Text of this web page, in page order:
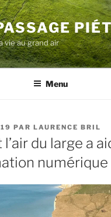
vie au grand air
Menu
PAR LAURENCE BRIL
du large a
numérique